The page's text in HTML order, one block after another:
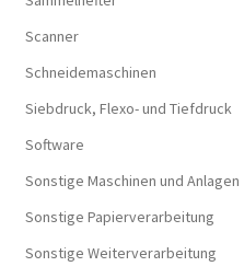
Scanner
Schneidemaschinen
Siebdruck, Flexo- und Tiefdruck
Software
Sonstige Maschinen und Anlagen
Sonstige Papierverarbeitung
Sonstige Weiterverarbeitung